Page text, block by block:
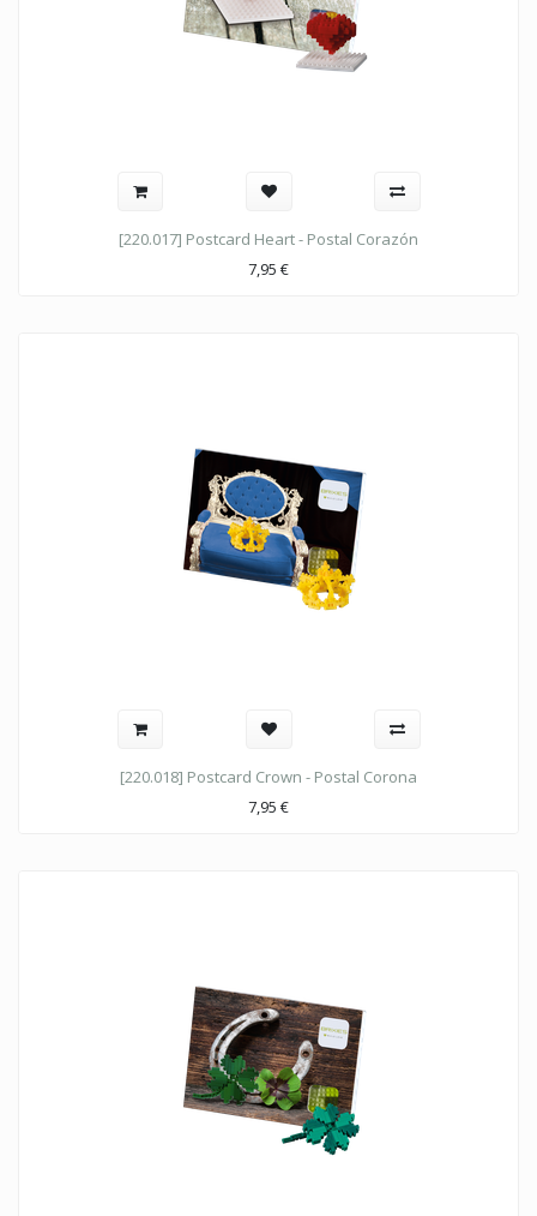
[220.017] Postcard Heart - Postal Corazón
7,95 €
[220.018] Postcard Crown - Postal Corona
7,95 €